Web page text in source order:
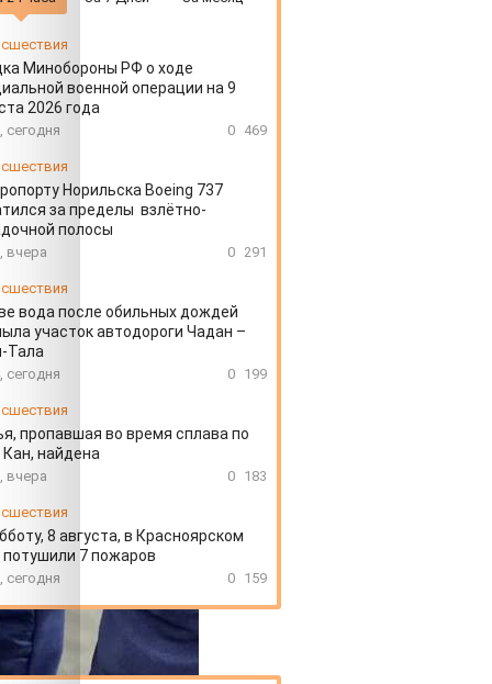
Минобороны РФ о ходе
военной операции на 9
2026 года
сегодня 0 469
Норильска Boeing 737
за пределы взлётно-
полосы
вчера 0 291
вода после обильных дождей
участок автодороги Чадан –
Тала
сегодня 0 199
пропавшая во время сплава по
Кан, найдена
вчера 0 183
8 августа, в Красноярском
потушили 7 пожаров
сегодня 0 159